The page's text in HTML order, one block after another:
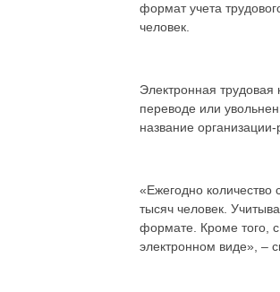
формат учета
человек.
Электронная
переводе или
название
«Ежегодно
тысяч человек.
формате. Кроме того,
электронном виде», –